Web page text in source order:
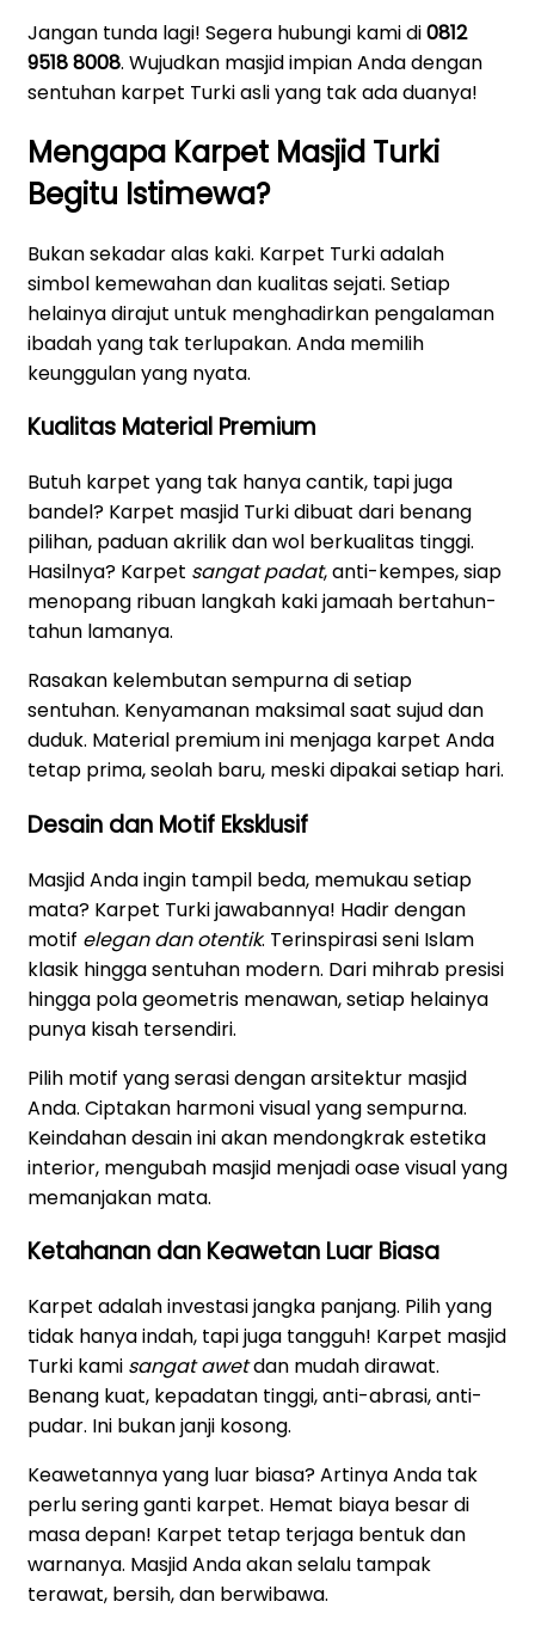
Jangan tunda lagi! Segera hubungi kami di0812
9518 8008. Wujudkan masjid impian Anda dengan
sentuhan karpet Turki asli yang tak ada duanya!
Mengapa Karpet Masjid Turki
Begitu Istimewa?
Bukan sekadar alas kaki. Karpet Turki adalah
simbol kemewahan dan kualitas sejati. Setiap
helainya dirajut untuk menghadirkan pengalaman
ibadah yang tak terlupakan. Anda memilih
keunggulan yang nyata.
Kualitas Material Premium
Butuh karpet yang tak hanya cantik, tapi juga
bandel? Karpet masjid Turki dibuat dari benang
pilihan, paduan akrilik dan wol berkualitas tinggi.
Hasilnya? Karpet sangat padat, anti-kempes, siap
menopang ribuan langkah kaki jamaah bertahun-
tahun lamanya.
Rasakan kelembutan sempurna di setiap
sentuhan. Kenyamanan maksimal saat sujud dan
duduk. Material premium ini menjaga karpet Anda
tetap prima, seolah baru, meski dipakai setiap hari.
Desain dan Motif Eksklusif
Masjid Anda ingin tampil beda, memukau setiap
mata? Karpet Turki jawabannya! Hadir dengan
motif elegan dan otentik. Terinspirasi seni Islam
klasik hingga sentuhan modern. Dari mihrab presisi
hingga pola geometris menawan, setiap helainya
punya kisah tersendiri.
Pilih motif yang serasi dengan arsitektur masjid
Anda. Ciptakan harmoni visual yang sempurna.
Keindahan desain ini akan mendongkrak estetika
interior, mengubah masjid menjadi oase visual yang
memanjakan mata.
Ketahanan dan Keawetan Luar Biasa
Karpet adalah investasi jangka panjang. Pilih yang
tidak hanya indah, tapi juga tangguh! Karpet masjid
Turki kami sangat awetdan mudah dirawat.
Benang kuat, kepadatan tinggi, anti-abrasi, anti-
pudar. Ini bukan janji kosong.
Keawetannya yang luar biasa? Artinya Anda tak
perlu sering ganti karpet. Hemat biaya besar di
masa depan! Karpet tetap terjaga bentuk dan
warnanya. Masjid Anda akan selalu tampak
terawat, bersih, dan berwibawa.